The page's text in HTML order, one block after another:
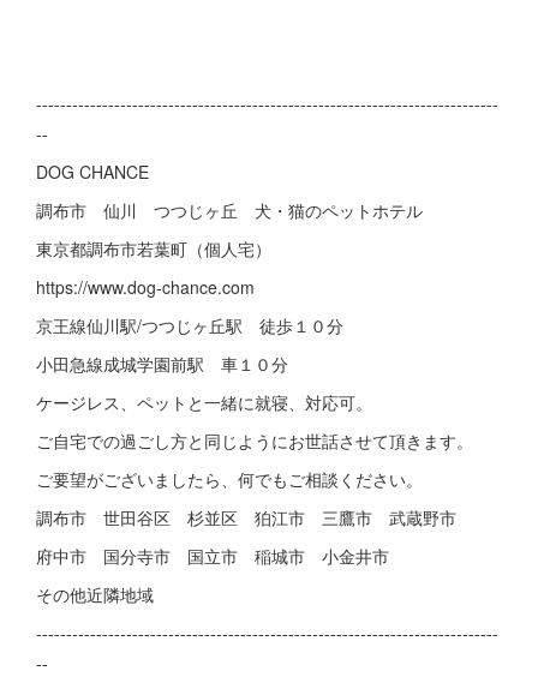
-----------------------------------------------------------------------------
--
DOG CHANCE
調布市 仙川 つつじヶ丘 犬・猫のペットホテル
東京都調布市若葉町（個人宅）
https://www.dog-chance.com
京王線仙川駅/つつじヶ丘駅 徒歩１０分
小田急線成城学園前駅 車１０分
ケージレス、ペットと一緒に就寝、対応可。
ご自宅での過ごし方と同じようにお世話させて頂きます。
ご要望がございましたら、何でもご相談ください。
調布市 世田谷区 杉並区 狛江市 三鷹市 武蔵野市
府中市 国分寺市 国立市 稲城市 小金井市
その他近隣地域
-----------------------------------------------------------------------------
--